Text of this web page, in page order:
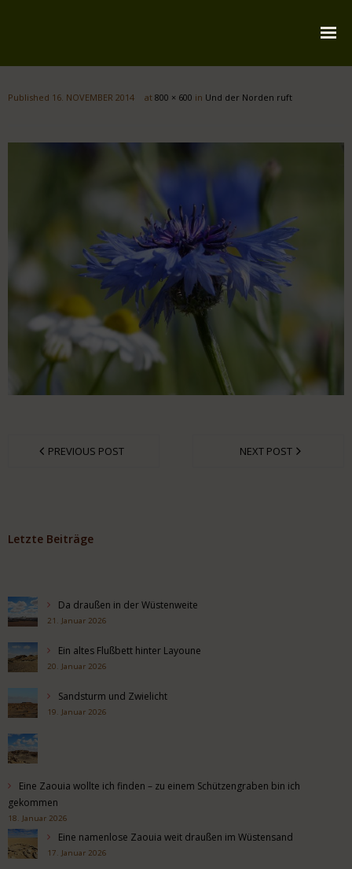
Datenschutz
Published 16. NOVEMBER 2014 at 800 × 600 in Und der Norden ruft
PREVIOUS POST NEXT POST
Letzte Beiträge
Da draußen in der Wüstenweite
21. Januar 2026
Ein altes Flußbett hinter Layoune
20. Januar 2026
Sandsturm und Zwielicht
19. Januar 2026
Eine Zaouia wollte ich finden – zu einem Schützengraben bin ich
gekommen
18. Januar 2026
Eine namenlose Zaouia weit draußen im Wüstensand
17. Januar 2026